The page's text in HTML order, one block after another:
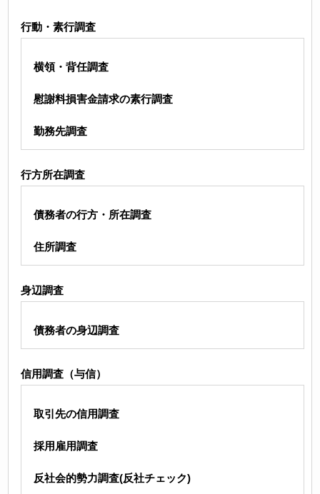
行動・素行調査
横領・背任調査
慰謝料損害金請求の素行調査
勤務先調査
行方所在調査
債務者の行方・所在調査
住所調査
身辺調査
債務者の身辺調査
信用調査（与信）
取引先の信用調査
採用雇用調査
反社会的勢力調査(反社チェック)